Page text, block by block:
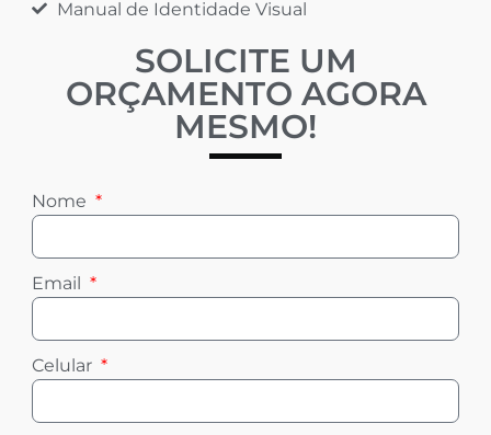
Manual de Identidade Visual
SOLICITE UM
ORÇAMENTO AGORA
MESMO!
Nome
Email
Celular